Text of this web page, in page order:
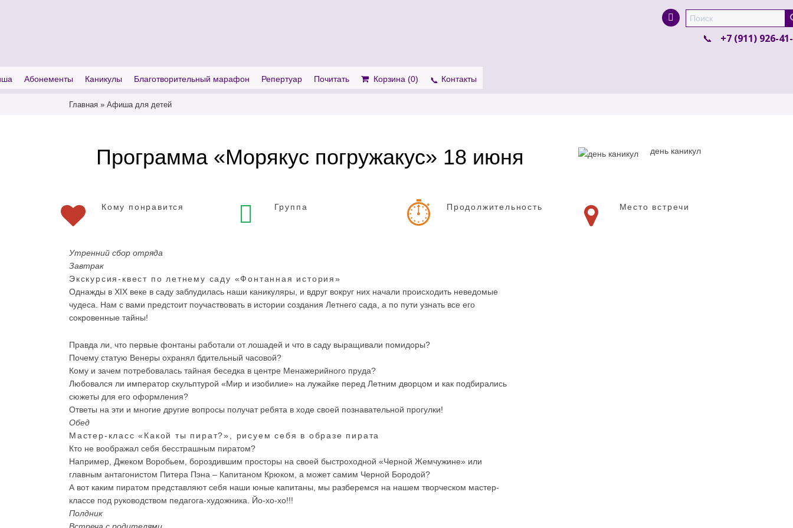
+7 (911) 926-
Абонементы Каникулы Благотворительный марафон Репертуар Почитать Корзина (0) Контакты
Главная » Афиша для детей
Программа «Морякус погружакус» 18 июня день каникул
Кому понравится Группа Продолжительность Место встречи
Утренний сбор отряда
Завтрак
Экскурсия-квест по летнему саду «Фонтанная история»
Однажды в XIX веке в саду заблудилась наши каникуляры, и вдруг вокруг них начали происходить неведомые
чудеса. Нам с вами предстоит поучаствовать в истории создания Летнего сада, а по пути узнать все его
сокровенные тайны!
Правда ли, что первые фонтаны работали от лошадей и что в саду выращивали помидоры?
Почему статую Венеры охранял бдительный часовой?
Кому и зачем потребовалась тайная беседка в центре Менажерийного пруда?
Любовался ли император скульптурой «Мир и изобилие» на лужайке перед Летним дворцом и как подбирались
сюжеты для его оформления?
Ответы на эти и многие другие вопросы получат ребята в ходе своей познавательной прогулки!
Обед
Мастер-класс «Какой ты пират?», рисуем себя в образе пирата
Кто не воображал себя бесстрашным пиратом?
Например, Джеком Воробьем, бороздившим просторы на своей быстроходной «Черной Жемчужине» или
главным антагонистом Питера Пэна – Капитаном Крюком, а может самим Черной Бородой?
А вот каким пиратом представляют себя наши юные капитаны, мы разберемся на нашем творческом мастер-
классе под руководством педагога-художника. Йо-хо-хо!!!
Полдник